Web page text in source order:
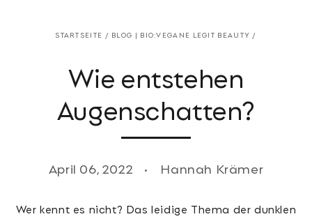
STARTSEITE / BLOG | BIO:VEGANE LEGIT BEAUTY /
Wie entstehen
Augenschatten?
April 06, 2022 Hannah Krämer
Wer kennt es nicht? Das leidige Thema der dunklen